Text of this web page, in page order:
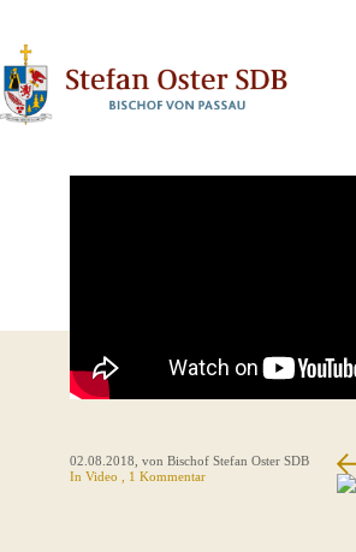
02.08.2018 , von Bischof Stefan Oster SDB
In Video , 1 Kommentar